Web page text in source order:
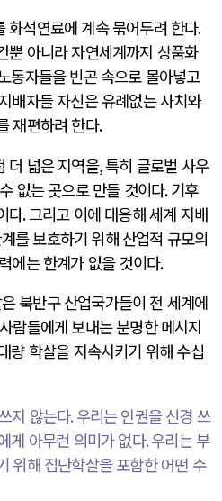
화석연료에 계속 묶어두려 한다.
뿐 아니라 자연세계까지 상품화
동자들을 빈곤 속으로 몰아넣고
지배자들 자신은 유례없는 사치와
재편하려 한다.
더 넓은 지역을,특히 글로벌 사우
없는 곳으로 만들 것이다.기후
다.그리고 이에 대응해 세계 지배
를 보호하기 위해 산업적 규모의
에는 한계가 없을 것이다.
북반구 산업국가들이 전 세계에
람들에게 보내는 분명한 메시지
량 학살을 지속시키기 위해 수십
지 않는다. 우리는 인권을 신경 쓰
게 아무런 의미가 없다.우리는 부
위해 집단학살을 포함한 어떤 수